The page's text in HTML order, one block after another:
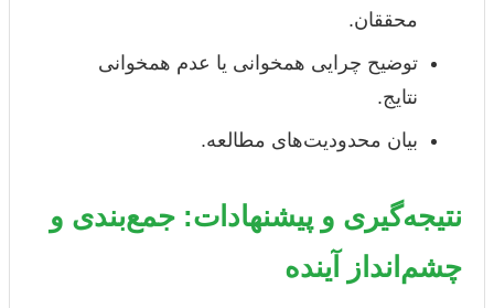
محققان.
توضیح چرایی همخوانی یا عدم همخوانی
نتایج.
بیان محدودیت‌های مطالعه.
نتیجه‌گیری و پیشنهادات: جمع‌بندی و
چشم‌انداز آینده